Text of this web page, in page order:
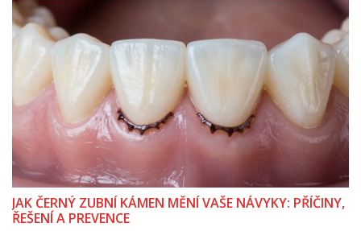
JAK ČERNÝ ZUBNÍ KÁMEN MĚNÍ VAŠE NÁVYKY: PŘÍČINY,
ŘEŠENÍ A PREVENCE